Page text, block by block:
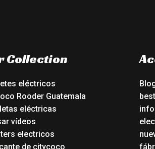
Collection
eléctricos
Rooder Guatemala
eléctricas
vídeos
electricos
de citycoco